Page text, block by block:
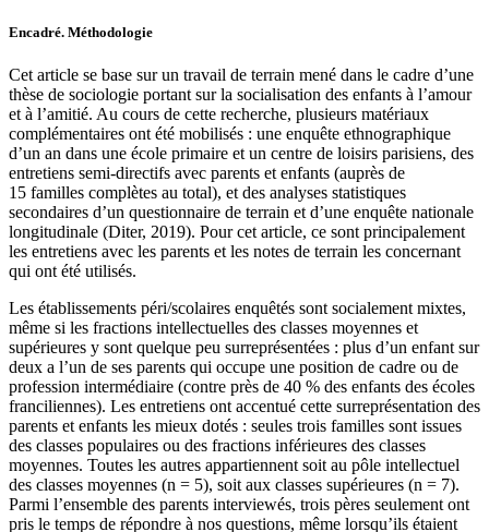
Encadré. Méthodologie
Cet article se base sur un travail de terrain mené dans le cadre d’une
thèse de sociologie portant sur la socialisation des enfants à l’amour
et à l’amitié. Au cours de cette recherche, plusieurs matériaux
complémentaires ont été mobilisés : une enquête ethnographique
d’un an dans une école primaire et un centre de loisirs parisiens, des
entretiens semi-directifs avec parents et enfants (auprès de
15 familles complètes au total), et des analyses statistiques
secondaires d’un questionnaire de terrain et d’une enquête nationale
longitudinale (Diter, 2019). Pour cet article, ce sont principalement
les entretiens avec les parents et les notes de terrain les concernant
qui ont été utilisés.
Les établissements péri/scolaires enquêtés sont socialement mixtes,
même si les fractions intellectuelles des classes moyennes et
supérieures y sont quelque peu surreprésentées : plus d’un enfant sur
deux a l’un de ses parents qui occupe une position de cadre ou de
profession intermédiaire (contre près de 40 % des enfants des écoles
franciliennes). Les entretiens ont accentué cette surreprésentation des
parents et enfants les mieux dotés : seules trois familles sont issues
des classes populaires ou des fractions inférieures des classes
moyennes. Toutes les autres appartiennent soit au pôle intellectuel
des classes moyennes (n = 5), soit aux classes supérieures (n = 7).
Parmi l’ensemble des parents interviewés, trois pères seulement ont
pris le temps de répondre à nos questions, même lorsqu’ils étaient